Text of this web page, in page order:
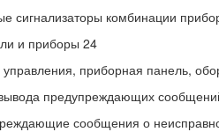
сигнализаторы комбинации
и приборы 24
приборная панель,
предупреждающих
сообщения о